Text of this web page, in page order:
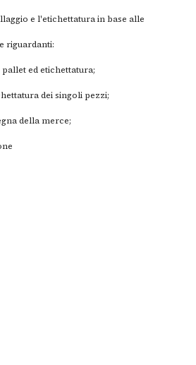
e l'etichettatura in base alle
riguardanti:
ed etichettatura;
dei singoli pezzi;
della merce;